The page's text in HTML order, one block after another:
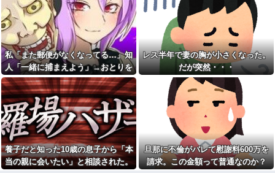
き続けた結果…
お腹の中にいる子供が男だと
判明したら嫁がキレ出した。嫁
はどうしても女が欲しかったら
しく...
ドラッグストア勤務中。カー
ド払いの商品を現金で返金して
ほしいと言い張る女性客。断っ
ても引き下がらず、その後まさ
かの展開に…
【驚愕】 社長「役立たずの中
年社員解雇したら若手もみんな
辞めてしまった…」
お前ら「日本も核武装汁！」
←１万発の核弾頭どこに
【画像】恋する女さん、ネッ
ト民が驚愕する大変身を遂げて
那が後からシャワー浴びるとか
私なら絶対許せないｗ」と謎の
説教を食らったんだが……人の
家の洗濯カゴのぞくなよ
トイレを借りたママ友が洗濯
カゴの中身を勝手に物色！「旦
那が後からシャワー浴びるとか
私なら絶対許せないｗ」と謎の
説教を食らったんだが……人の
家の洗濯カゴのぞくなよ
トメが義弟嫁を嬉々として嫁
いびり。諫めても、エネ義弟が
「悪く取りすぎ！」と話を聞か
ない。私(さすが兄弟)→当時エネ
夫だった夫と嫁いびりトメのド
ラマ仕立ての動画を送った結果
初めての子供でてんてこ舞い
の我が家にトメが月イチで泊ま
私「また郵便がなくなってる…」知
人「一緒に捕まえよう」→おとりを
仕掛けたら泥奥がまんまと引っかか
り…
レス半年で妻の胸が小さくなった。
だが突然・・・
養子だと知った10歳の息子から「本
当の親に会いたい」と相談された。
旦那に不倫がバレて慰謝料600万を
請求。この金額って普通なのか？